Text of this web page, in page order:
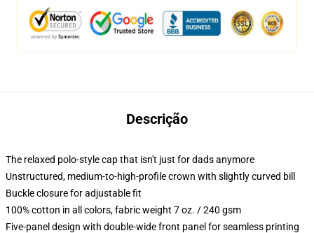
Descrição
The relaxed polo-style cap that isn't just for dads anymore
Unstructured, medium-to-high-profile crown with slightly curved bill
Buckle closure for adjustable fit
100% cotton in all colors, fabric weight 7 oz. / 240 gsm
Five-panel design with double-wide front panel for seamless printing